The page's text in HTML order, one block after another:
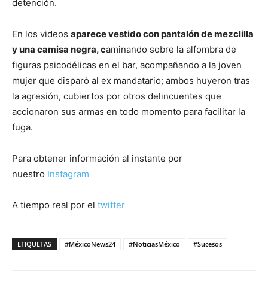
detención.
En los videos aparece vestido con pantalón de mezclilla
y una camisa negra, caminando sobre la alfombra de
figuras psicodélicas en el bar, acompañando a la joven
mujer que disparó al ex mandatario; ambos huyeron tras
la agresión, cubiertos por otros delincuentes que
accionaron sus armas en todo momento para facilitar la
fuga.
Para obtener información al instante por
nuestro Instagram
A tiempo real por el twitter
ETIQUETAS #MéxicoNews24 #NoticiasMéxico #Sucesos